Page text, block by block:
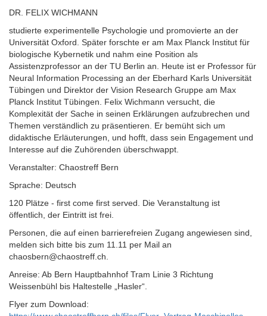
DR. FELIX WICHMANN
studierte experimentelle Psychologie und promovierte an der
Universität Oxford. Später forschte er am Max Planck Institut für
biologische Kybernetik und nahm eine Position als
Assistenzprofessor an der TU Berlin an. Heute ist er Professor für
Neural Information Processing an der Eberhard Karls Universität
Tübingen und Direktor der Vision Research Gruppe am Max
Planck Institut Tübingen. Felix Wichmann versucht, die
Komplexität der Sache in seinen Erklärungen aufzubrechen und
Themen verständlich zu präsentieren. Er bemüht sich um
didaktische Erläuterungen, und hofft, dass sein Engagement und
Interesse auf die Zuhörenden überschwappt.
Veranstalter: Chaostreff Bern
Sprache: Deutsch
120 Plätze - first come first served. Die Veranstaltung ist
öffentlich, der Eintritt ist frei.
Personen, die auf einen barrierefreien Zugang angewiesen sind,
melden sich bitte bis zum 11.11 per Mail an
chaosbern@chaostreff.ch.
Anreise: Ab Bern Hauptbahnhof Tram Linie 3 Richtung
Weissenbühl bis Haltestelle „Hasler“.
Flyer zum Download: